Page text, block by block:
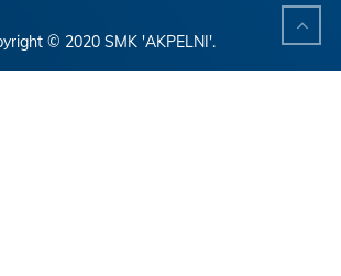
© 2020 SMK 'AKPELNI'.